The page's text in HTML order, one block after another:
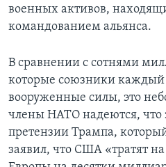
военных активов,
командованием альянса.
В сравнении с сотнями
которые союзники каждый
вооруженные силы, это
члены НАТО надеются, что
претензии Трампа,
заявил, что США «тратят